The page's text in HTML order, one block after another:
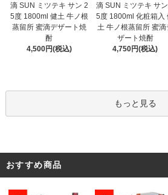
滴 SUN ミツテキ サン 2
5度 1800ml 健土 牛ノ根
蒸留所 蜜滴デザート焼
酎
4,500円(税込)
滴 SUN ミツテキ サ
5度 1800ml 化粧箱入
土 牛ノ根蒸留所 蜜滴
ザート焼酎
4,750円(税込)
もっと見る
おすすめ商品